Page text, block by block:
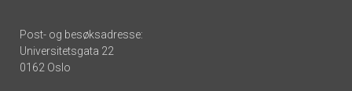
Post- og besøksadresse:
Universitetsgata 22
0162 Oslo